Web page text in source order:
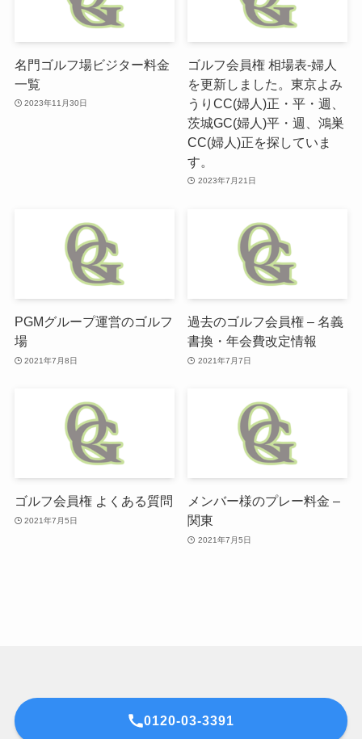
名門ゴルフ場ビジター料金
一覧
2023年11月30日
ゴルフ会員権 相場表-婦人
を更新しました。東京よみ
うりCC(婦人)正・平・週、
茨城GC(婦人)平・週、鴻巣
CC(婦人)正を探していま
す。
2023年7月21日
PGMグループ運営のゴルフ
場
2021年7月8日
過去のゴルフ会員権 – 名義
書換・年会費改定情報
2021年7月7日
ゴルフ会員権 よくある質問
2021年7月5日
メンバー様のプレー料金 –
関東
2021年7月5日
0120-03-3391